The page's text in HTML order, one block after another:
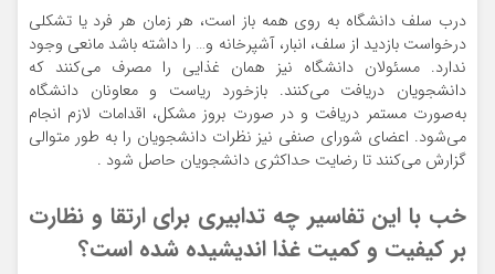
درب سلف دانشگاه به روی همه باز است، هر زمان هر فرد یا تشکلی
درخواست بازدید از سلف، انبار، آشپرخانه و… را داشته باشد مانعی وجود
ندارد. مسئولان دانشگاه نیز همان غذایی را مصرف می‌کنند که
دانشجویان دریافت می‌کنند. بازخورد ریاست و معاونان دانشگاه
به‌صورت مستمر دریافت و در صورت بروز مشکل، اقدامات لازم انجام
می‌شود. اعضای شورای صنفی نیز نظرات دانشجویان را به طور متوالی
گزارش می‌کنند تا رضایت حداکثری دانشجویان حاصل شود .
خب با این تفاسیر چه تدابیری برای ارتقا و نظارت
بر کیفیت و کمیت غذا اندیشیده شده است؟